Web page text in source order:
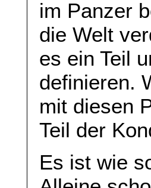
im Panzer
die Welt
es ein Teil
definieren.
mit diesen
Teil der
Es ist wie